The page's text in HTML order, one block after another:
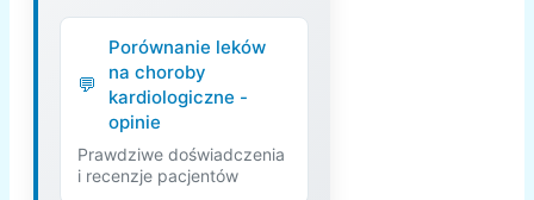
Porównanie leków
na choroby
kardiologiczne -
opinie
Prawdziwe doświadczenia
i recenzje pacjentów